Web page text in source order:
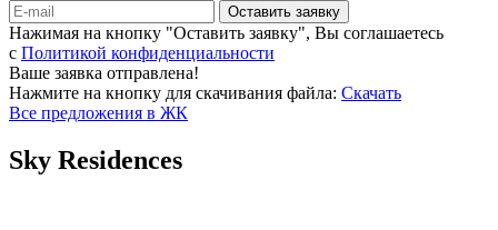
Оставить заявку
Нажимая на кнопку "Оставить заявку", Вы соглашаетесь
c Политикой конфиденциальности
Ваше заявка отправлена!
Нажмите на кнопку для скачивания файла: Скачать
Все предложения в ЖК
Sky Residences